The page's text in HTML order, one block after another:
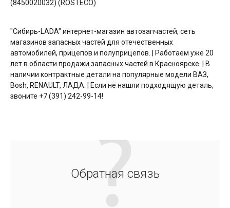
(8450020032) (ROSTECO)
"Сибирь-LADA" интернет-магазин автозапчастей, сеть
магазинов запасных частей для отечественных
автомобилей, прицепов и полуприцепов. | Работаем уже 20
лет в области продажи запасных частей в Красноярске. | В
наличии контрактные детали на популярные модели ВАЗ,
Bosh, RENAULT, ЛАДА. | Если не нашли подходящую деталь,
звоните +7 (391) 242-99-14!
Обратная связь